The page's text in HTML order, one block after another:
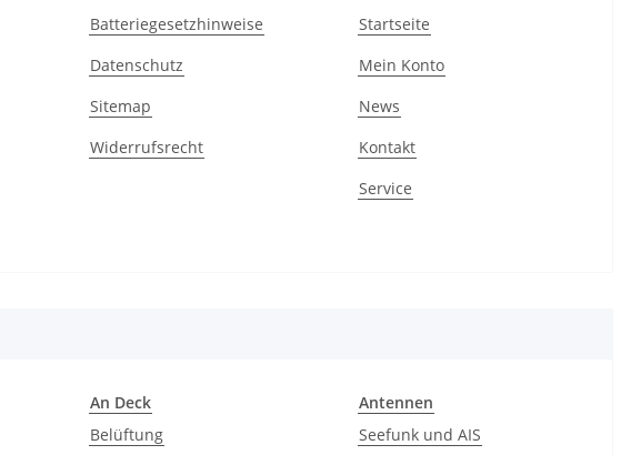
Batteriegesetzhinweise
Datenschutz
Sitemap
Widerrufsrecht
Startseite
Mein Konto
News
Kontakt
Service
An Deck
Belüftung
Antennen
Seefunk und AIS